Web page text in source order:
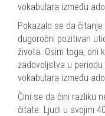
vokabulara između
Pokazalo se da
dugoročni pozitivan
života. Osim toga, oni
zadovoljstva u
vokabulara između
Čini se da čini razliku
čitate. Ljudi u svojim